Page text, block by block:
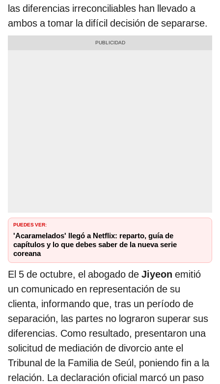
las diferencias irreconciliables han llevado a
ambos a tomar la difícil decisión de separarse.
PUEDES VER:
'Acaramelados' llegó a Netflix: reparto, guía de
capítulos y lo que debes saber de la nueva serie
coreana
El 5 de octubre, el abogado de Jiyeon emitió
un comunicado en representación de su
clienta, informando que, tras un período de
separación, las partes no lograron superar sus
diferencias. Como resultado, presentaron una
solicitud de mediación de divorcio ante el
Tribunal de la Familia de Seúl, poniendo fin a la
relación. La declaración oficial marcó un paso